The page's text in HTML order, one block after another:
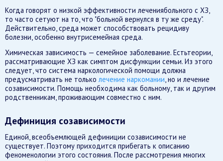
Когда говорят о низкой эффективности лечениябольного с ХЗ,
то часто сетуют на то, что "больной вернулся в ту же среду".
Действительно, среда может способствовать рецидиву
болезни, особенно внутрисемейная среда.
Химическая зависимость — семейное заболевание. Естьтеории,
рассматривающие ХЗ как симптом дисфункции семьи. Из этого
следует, что система наркологической помощи должна
предусматривать не только лечение наркомании , но и лечение
созависимости. Помощь необходима как больному, так и другим
родственникам, проживающим совместно с ним.
Дефиниция созависимости
Единой, всеобъемлющей дефиниции созависимости не
существует. Поэтому приходится прибегать к описанию
феноменологии этого состояния. После рассмотрения многих